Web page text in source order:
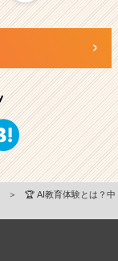
＞
🏆 AI教育体験とは？中